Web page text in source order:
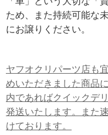
ため、また持続可能な
にお譲りください。
ヤフオクリパーツ店も
めいただきました商品
内であればクイックデ
発送いたします。また
けております。